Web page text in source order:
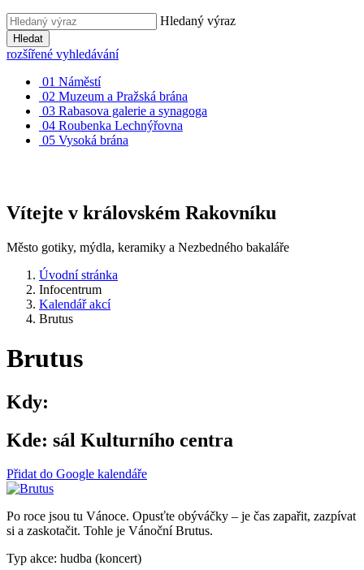
Hledaný výraz
Hledat
rozšířené vyhledávání
01 Náměstí
02 Muzeum a Pražská brána
03 Rabasova galerie a synagoga
04 Roubenka Lechnýřovna
05 Vysoká brána
Vítejte v královském Rakovníku
Město gotiky, mýdla, keramiky a Nezbedného bakaláře
Úvodní stránka
Infocentrum
Kalendář akcí
Brutus
Brutus
Kdy:
Kde: sál Kulturního centra
Přidat do Google kalendáře
Po roce jsou tu Vánoce. Opusťte obýváčky – je čas zapařit, zazpívat
si a zaskotačit. Tohle je Vánoční Brutus.
Typ akce: hudba (koncert)